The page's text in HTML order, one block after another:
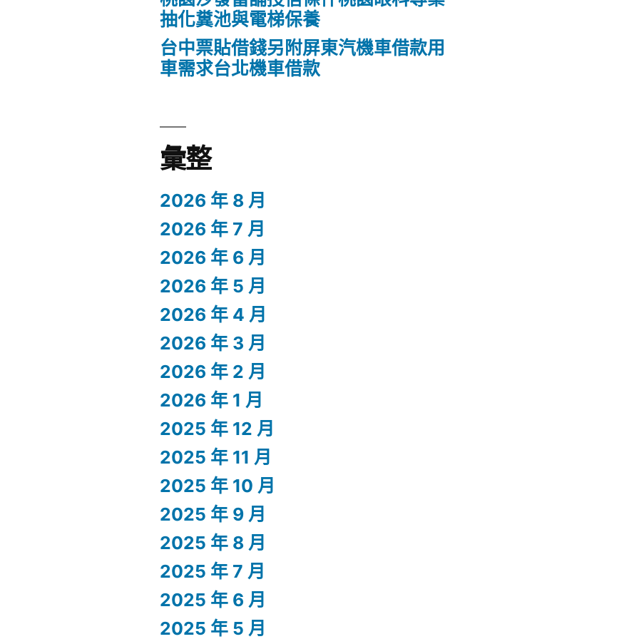
抽化糞池與電梯保養
台中票貼借錢另附屏東汽機車借款用
車需求台北機車借款
彙整
2026 年 8 月
2026 年 7 月
2026 年 6 月
2026 年 5 月
2026 年 4 月
2026 年 3 月
2026 年 2 月
2026 年 1 月
2025 年 12 月
2025 年 11 月
2025 年 10 月
2025 年 9 月
2025 年 8 月
2025 年 7 月
2025 年 6 月
2025 年 5 月